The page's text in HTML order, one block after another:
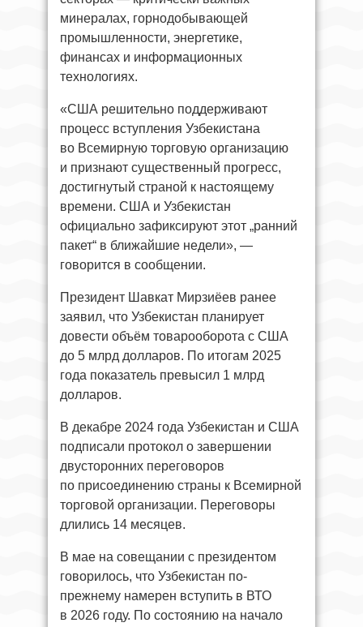
минералах, горнодобывающей
промышленности, энергетике,
финансах и информационных
технологиях.
«США решительно поддерживают
процесс вступления Узбекистана
во Всемирную торговую организацию
и признают существенный прогресс,
достигнутый страной к настоящему
времени. США и Узбекистан
официально зафиксируют этот „ранний
пакет“ в ближайшие недели», —
говорится в сообщении.
Президент Шавкат Мирзиёев ранее
заявил, что Узбекистан планирует
довести объём товарооборота с США
до 5 млрд долларов. По итогам 2025
года показатель превысил 1 млрд
долларов.
В декабре 2024 года Узбекистан и США
подписали протокол о завершении
двусторонних переговоров
по присоединению страны к Всемирной
торговой организации. Переговоры
длились 14 месяцев.
В мае на совещании с президентом
говорилось, что Узбекистан по-
прежнему намерен вступить в ВТО
в 2026 году. По состоянию на начало